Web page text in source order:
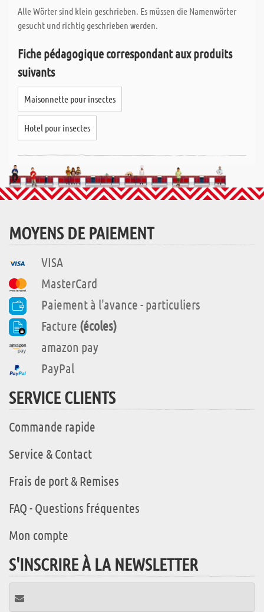
Alle Wörter sind klein geschrieben. Es müssen die Namenwörter
gesucht und richtig geschrieben werden.
Fiche pédagogique correspondant aux produits
suivants
Maisonnette pour insectes
Hotel pour insectes
MOYENS DE PAIEMENT
VISA
MasterCard
Paiement à l'avance - particuliers
Facture (écoles)
amazon pay
PayPal
SERVICE CLIENTS
Commande rapide
Service & Contact
Frais de port & Remises
FAQ - Questions fréquentes
Mon compte
S'INSCRIRE À LA NEWSLETTER